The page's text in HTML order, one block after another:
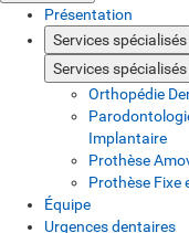
Présentation
Services spécialisés
Services spécialisés
Orthopédie
Implantaire
Prothèse
Prothèse Fixe
Équipe
Urgences dentaires